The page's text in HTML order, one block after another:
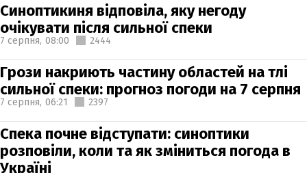
Синоптикиня відповіла, яку негоду
очікувати після сильної спеки
7 серпня, 08:00 2444
Грози накриють частину областей на тлі
сильної спеки: прогноз погоди на 7 серпня
7 серпня, 06:21 2397
Спека почне відступати: синоптики
розповіли, коли та як зміниться погода в
Україні